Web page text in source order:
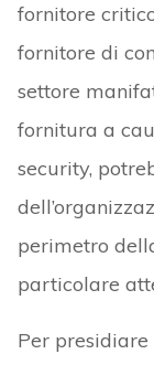
fornitore
fornitore di
settore
fornitura a
security,
perimetro
particolare
Per